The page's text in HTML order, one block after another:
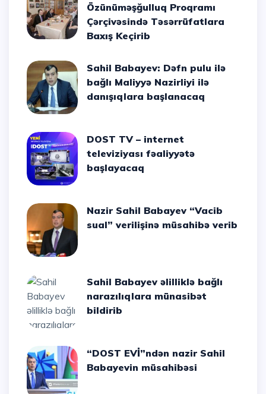
Özünüməşğulluq Proqramı
Çərçivəsində Təsərrüfatlara
Baxış Keçirib
Sahil Babayev: Dəfn pulu ilə
bağlı Maliyyə Nazirliyi ilə
danışıqlara başlanacaq
DOST TV – internet
televiziyası fəaliyyətə
başlayacaq
Nazir Sahil Babayev “Vacib
sual” verilişinə müsahibə verib
Sahil Babayev əlilliklə bağlı
narazılıqlara münasibət
bildirib
“DOST EVİ”ndən nazir Sahil
Babayevin müsahibəsi